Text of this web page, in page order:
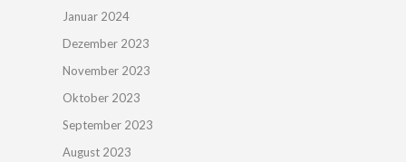
Januar 2024
Dezember 2023
November 2023
Oktober 2023
September 2023
August 2023